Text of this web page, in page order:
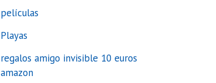
películas
Playas
regalos amigo invisible 10 euros
amazon